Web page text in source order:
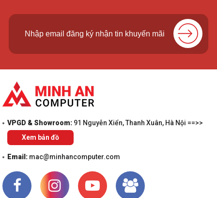
VPGD & Showroom: 91 Nguyễn Xiển, Thanh Xuân, Hà Nội ==>>
Xem bản đồ
Email: mac@minhancomputer.com